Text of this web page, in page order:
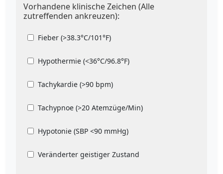
Vorhandene klinische Zeichen (Alle
zutreffenden ankreuzen):
Fieber (>38.3°C/101°F)
Hypothermie (<36°C/96.8°F)
Tachykardie (>90 bpm)
Tachypnoe (>20 Atemzüge/Min)
Hypotonie (SBP <90 mmHg)
Veränderter geistiger Zustand